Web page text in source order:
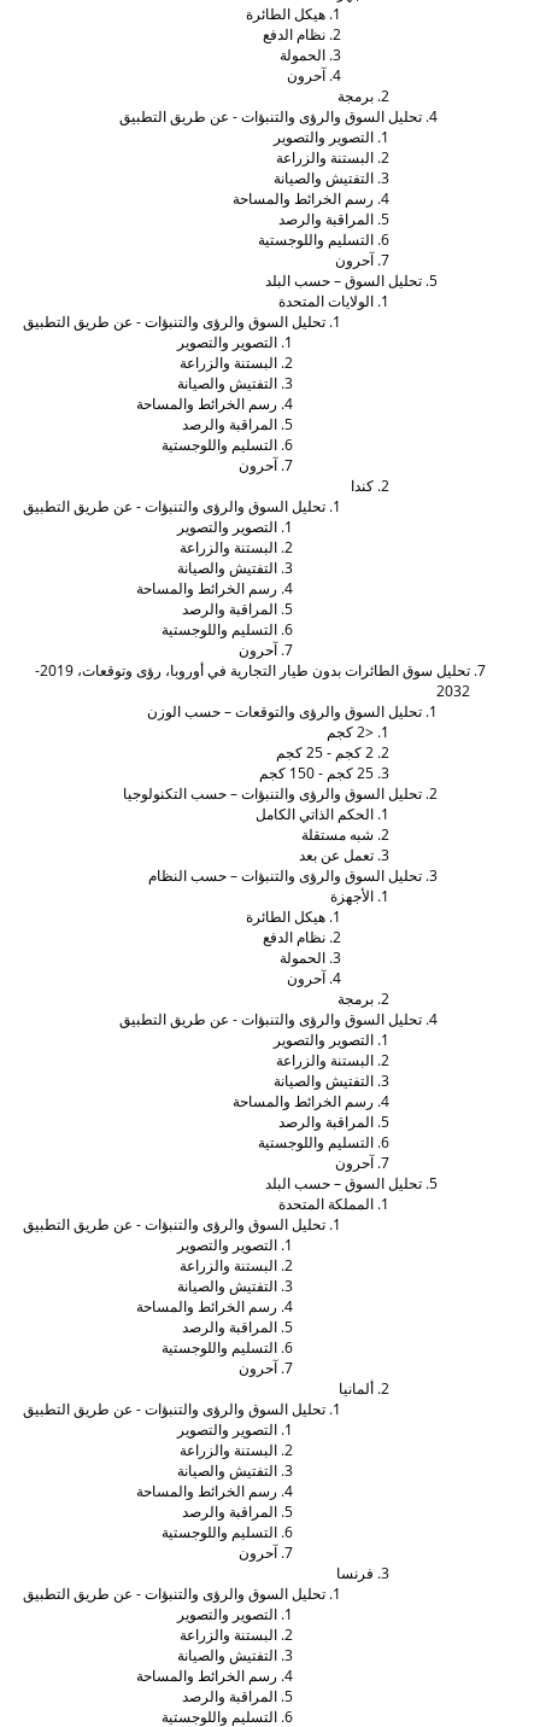
هيكل الطائرة
نظام الدفع
تحليل السوق والرؤى والتنبؤات - عن طريق التطبيق
التصوير والتصوير
البستنة والزراعة
التفتيش والصيانة
رسم الخرائط والمساحة
المراقبة والرصد
التسليم واللوجستية
تحليل السوق – حسب البلد
الولايات المتحدة
تحليل السوق والرؤى والتنبؤات - عن طريق التطبيق
التصوير والتصوير
البستنة والزراعة
التفتيش والصيانة
رسم الخرائط والمساحة
المراقبة والرصد
التسليم واللوجستية
تحليل السوق والرؤى والتنبؤات - عن طريق التطبيق
التصوير والتصوير
البستنة والزراعة
التفتيش والصيانة
رسم الخرائط والمساحة
المراقبة والرصد
التسليم واللوجستية
تحليل سوق الطائرات بدون طيار التجارية في أوروبا، رؤى وتوقعات، 2019-
تحليل السوق والرؤى والتوقعات – حسب الوزن
تحليل السوق والرؤى والتنبؤات – حسب التكنولوجيا
الحكم الذاتي الكامل
شبه مستقلة
تعمل عن بعد
تحليل السوق والرؤى والتنبؤات – حسب النظام
هيكل الطائرة
نظام الدفع
تحليل السوق والرؤى والتنبؤات - عن طريق التطبيق
التصوير والتصوير
البستنة والزراعة
التفتيش والصيانة
رسم الخرائط والمساحة
المراقبة والرصد
التسليم واللوجستية
تحليل السوق – حسب البلد
المملكة المتحدة
تحليل السوق والرؤى والتنبؤات - عن طريق التطبيق
التصوير والتصوير
البستنة والزراعة
التفتيش والصيانة
رسم الخرائط والمساحة
المراقبة والرصد
التسليم واللوجستية
تحليل السوق والرؤى والتنبؤات - عن طريق التطبيق
التصوير والتصوير
البستنة والزراعة
التفتيش والصيانة
رسم الخرائط والمساحة
المراقبة والرصد
التسليم واللوجستية
تحليل السوق والرؤى والتنبؤات - عن طريق التطبيق
التصوير والتصوير
البستنة والزراعة
التفتيش والصيانة
رسم الخرائط والمساحة
المراقبة والرصد
التسليم واللوجستية